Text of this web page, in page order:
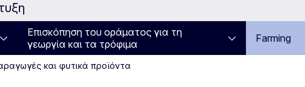
Επισκόπηση του οράματος για τη
γεωργία και τα τρόφιμα
Farming
και φυτικά προϊόντα